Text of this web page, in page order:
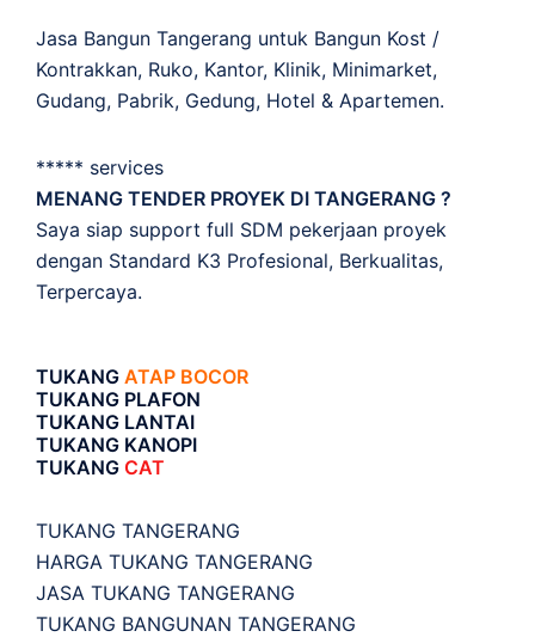
Jasa Bangun Tangerang untuk Bangun Kost /
Kontrakkan, Ruko, Kantor, Klinik, Minimarket,
Gudang, Pabrik, Gedung, Hotel & Apartemen.
***** services
MENANG TENDER PROYEK DI TANGERANG ?
Saya siap support full SDM pekerjaan proyek
dengan Standard K3 Profesional, Berkualitas,
Terpercaya.
TUKANG ATAP BOCOR
TUKANG PLAFON
TUKANG LANTAI
TUKANG KANOPI
TUKANG CAT
TUKANG TANGERANG
HARGA TUKANG TANGERANG
JASA TUKANG TANGERANG
TUKANG BANGUNAN TANGERANG